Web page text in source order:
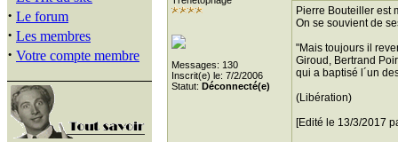
· Le forum
· Les membres
· Votre compte membre
Messages: 130
Inscrit(e) le: 7/2/2006
Statut: Déconnecté(e)
Pierre Bouteiller est
On se souvient de
"Mais toujours il
Giroud, Bertrand
qui a baptisé l´un
(Libération)
[Edité le 13/3/2017